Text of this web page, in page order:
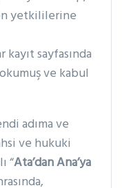
yetkililerine
kayıt sayfasında
ve kabul
adıma ve
ve hukuki
“Ata’dan Ana’ya